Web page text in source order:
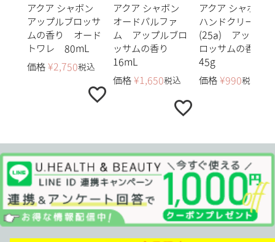
アクア シャボン
アップルブロッサ
ムの香り オード
トワレ 80mL
価格 ¥2,750税込
アクア シャボン
オードパルファ
ム アップルブロ
ッサムの香り
16mL
価格 ¥1,650税込
アクア シャボン
ハンドクリーム
(25a) アップル
ロッサムの香り
45g
価格 ¥990税込